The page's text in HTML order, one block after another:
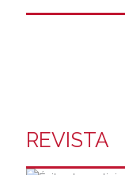
REVISTA